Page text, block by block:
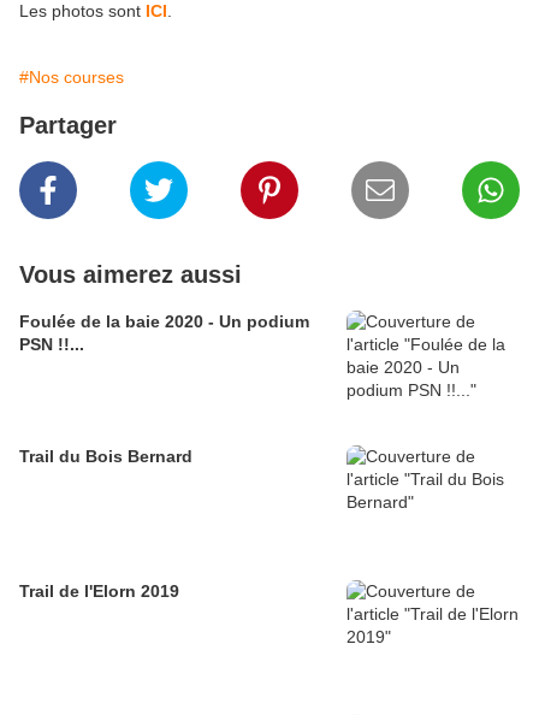
Les photos sont ICI
#Nos courses
Partager
Vous aimerez aussi
Foulée de la baie 2020 - Un podium
PSN !!...
Trail du Bois Bernard
Trail de l'Elorn 2019